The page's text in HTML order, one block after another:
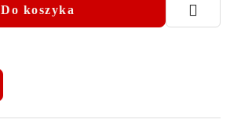
Do koszyka